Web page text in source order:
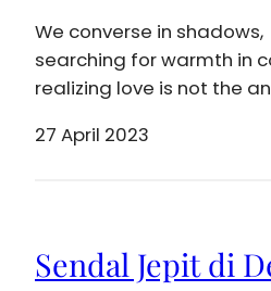
We converse in shadows,
searching for warmth in
realizing love is not the
27 April 2023
Sendal Jepit di